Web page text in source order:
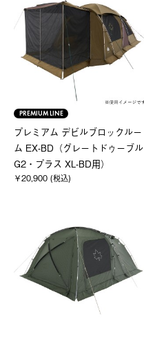
PREMIUM LINE
プレミアム デビルブロックルー
ム EX-BD（グレートドゥーブル
G2・プラス XL-BD用）
￥20,900 (税込)